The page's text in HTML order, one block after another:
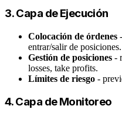
3. Capa de Ejecución
Colocación de órdenes
entrar/salir de posiciones.
Gestión de posiciones -
losses, take profits.
Límites de riesgo -
4. Capa de Monitoreo